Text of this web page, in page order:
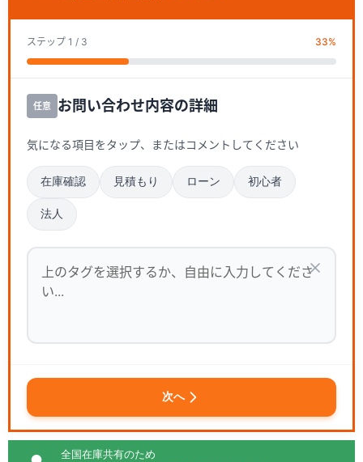
ステップ 1 / 3 33%
任意 お問い合わせ内容の詳細
気になる項目をタップ、またはコメントしてください
在庫確認 見積もり ローン 初心者
法人
次へ
全国在庫共有のため